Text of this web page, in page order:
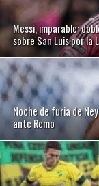
Messi, imparable:
sobre San Luis por la
Noche de furia de
ante Remo